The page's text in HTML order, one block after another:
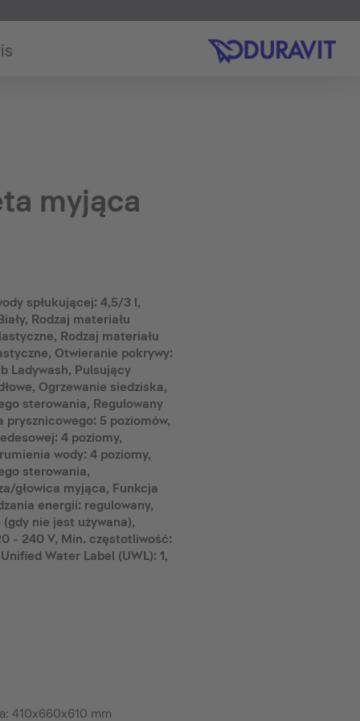
myjąca
spłukującej: 4,5/3 l,
Rodzaj materiału
Rodzaj materiału
Otwieranie pokrywy:
Ladywash, Pulsujący
Ogrzewanie siedziska,
sterowania, Regulowany
prysznicowego: 5 poziomów,
4 poziomy,
wody: 4 poziomy,
sterowania,
głowica myjąca, Funkcja
energii: regulowany,
nie jest używana),
- 240 V, Min. częstotliwość:
Water Label (UWL): 1,
410x660x610 mm